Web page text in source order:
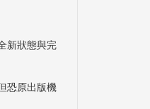
新狀態與完
恐原出版機